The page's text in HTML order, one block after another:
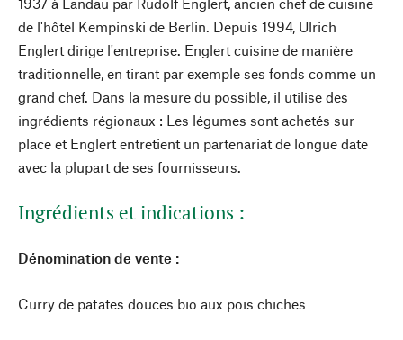
de l'hôtel Kempinski de Berlin. Depuis 1994, Ulrich
Englert dirige l'entreprise. Englert cuisine de manière
traditionnelle, en tirant par exemple ses fonds comme un
grand chef. Dans la mesure du possible, il utilise des
ingrédients régionaux : Les légumes sont achetés sur
place et Englert entretient un partenariat de longue date
avec la plupart de ses fournisseurs.
Ingrédients et indications :
Dénomination de vente :
Curry de patates douces bio aux pois chiches